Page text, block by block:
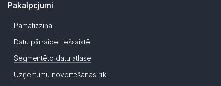
Pakalpojumi
Pamatizziņa
Datu pārraide tiešsaistē
Segmentēto datu atlase
Uzņēmumu novērtēšanas rīki